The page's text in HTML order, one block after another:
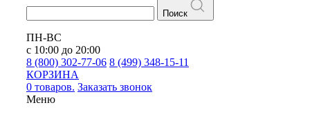
Поиск
ПН-ВС
с 10:00 до 20:00
8 (800) 302-77-06 8 (499) 348-15-11
КОРЗИНА
0 товаров. Заказать звонок
Меню